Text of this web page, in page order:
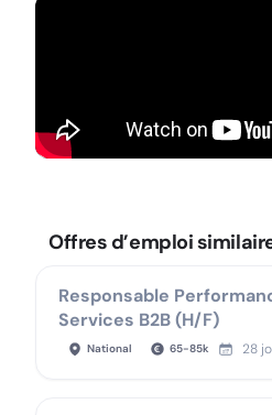
Offres d’emploi
Responsable
Services B2B (H/F)
National 65-85k 28